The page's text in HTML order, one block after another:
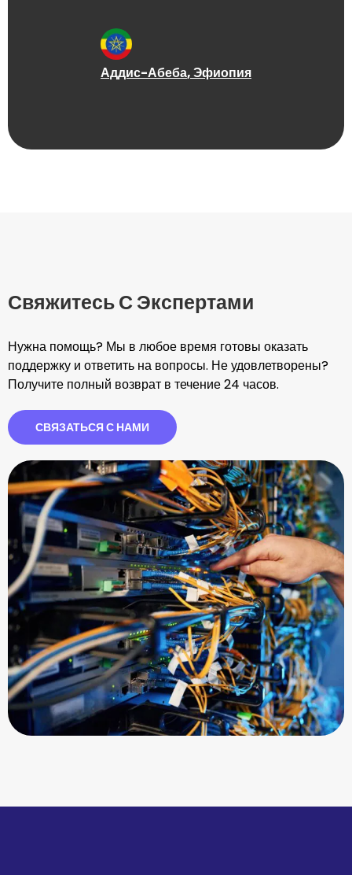
Аддис-Абеба, Эфиопия
Свяжитесь С Экспертами
Нужна помощь? Мы в любое время готовы оказать
поддержку и ответить на вопросы. Не удовлетворены?
Получите полный возврат в течение 24 часов.
СВЯЗАТЬСЯ С НАМИ